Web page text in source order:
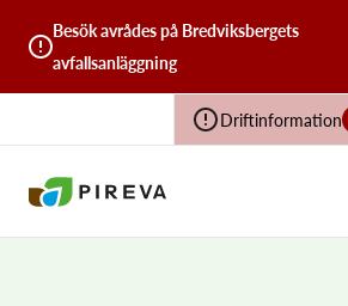
Besök avrådes på Bredviksbergets
avfallsanläggning
Driftinformation